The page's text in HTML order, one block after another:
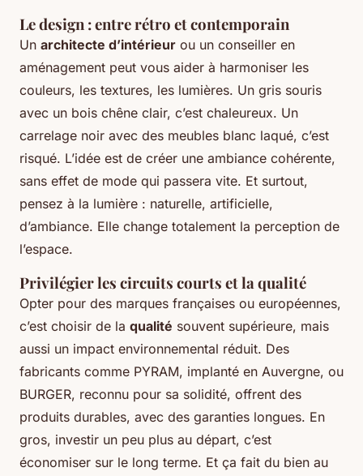
Le design : entre rétro et contemporain
Un architecte d’intérieur ou un conseiller en
aménagement peut vous aider à harmoniser les
couleurs, les textures, les lumières. Un gris souris
avec un bois chêne clair, c’est chaleureux. Un
carrelage noir avec des meubles blanc laqué, c’est
risqué. L’idée est de créer une ambiance cohérente,
sans effet de mode qui passera vite. Et surtout,
pensez à la lumière : naturelle, artificielle,
d’ambiance. Elle change totalement la perception de
l’espace.
Privilégier les circuits courts et la qualité
Opter pour des marques françaises ou européennes,
c’est choisir de la qualité souvent supérieure, mais
aussi un impact environnemental réduit. Des
fabricants comme PYRAM, implanté en Auvergne, ou
BURGER, reconnu pour sa solidité, offrent des
produits durables, avec des garanties longues. En
gros, investir un peu plus au départ, c’est
économiser sur le long terme. Et ça fait du bien au